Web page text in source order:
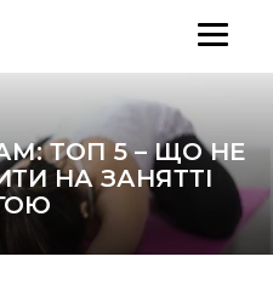
ТОП 5 – ЩО НЕ
НА ЗАНЯТТІ